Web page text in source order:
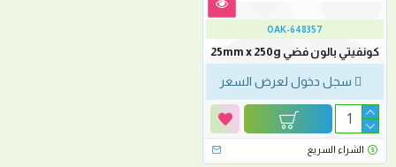
OAK-648357
كونفيتي بالون فضي 25mm x 250g
سجل دخول لعرض السعر
الشراء السريع